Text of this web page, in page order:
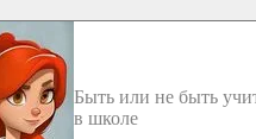
Быть или не быть
в школе